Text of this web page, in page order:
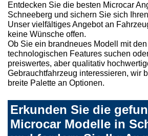
Entdecken Sie die besten Microcar
Schneeberg und sichern Sie sich
Unser vielfältiges Angebot an
keine Wünsche offen.
Ob Sie ein brandneues Modell mit
technologischen Features suchen
preiswertes, aber qualitativ
Gebrauchtfahrzeug interessieren, wir
breite Palette an Optionen.
Erkunden Sie die
Microcar Modelle in